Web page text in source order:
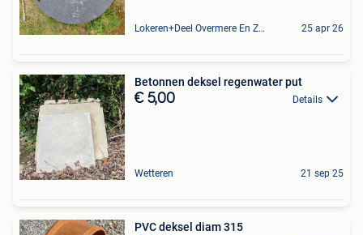
Lokeren+Deel Overmere En Zele 25 apr 26
Betonnen deksel regenwater put
€ 5,00 Details
Wetteren 21 sep 25
PVC deksel diam 315